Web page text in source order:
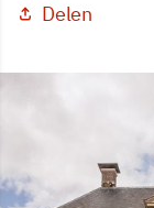
Delen